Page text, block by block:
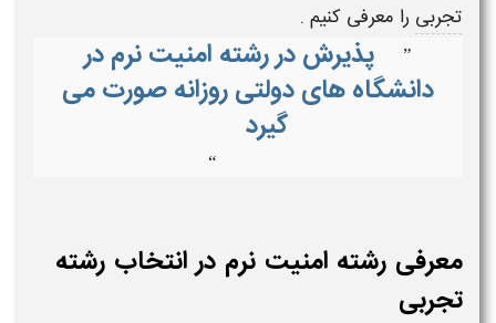
تجربی را معرفی کنیم .
”
پذیرش در رشته امنیت نرم در
دانشگاه های دولتی روزانه صورت می
گیرد
“
معرفی رشته امنیت نرم در انتخاب رشته
تجربی